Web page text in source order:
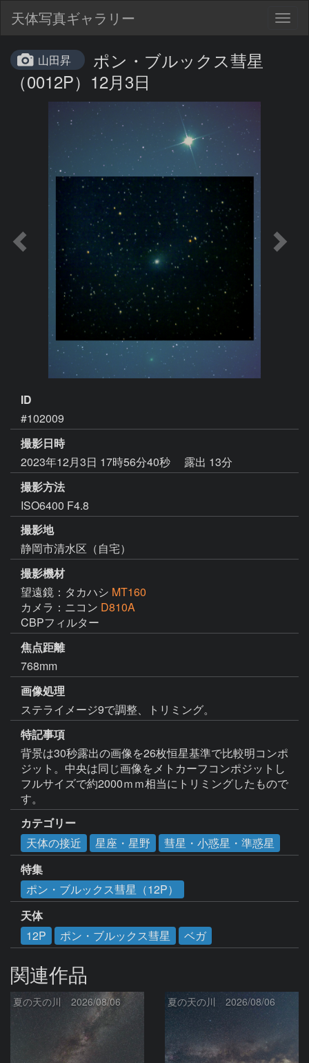
天体写真ギャラリー
山田昇
ポン・ブルックス彗星
（0012P）12月3日
ID
#102009
撮影日時
2023年12月3日 17時56分40秒
露出 13分
撮影方法
ISO6400 F4.8
撮影地
静岡市清水区（自宅）
撮影機材
望遠鏡：タカハシ MT160
カメラ：ニコン D810A
CBPフィルター
焦点距離
768mm
画像処理
ステライメージ9で調整、トリミング。
特記事項
背景は30秒露出の画像を26枚恒星基準で比較明コンポ
ジット。中央は同じ画像をメトカーフコンポジットし
フルサイズで約2000ｍｍ相当にトリミングしたもので
す。
カテゴリー
天体の接近
星座・星野
彗星・小惑星・準惑星
特集
ポン・ブルックス彗星（12P）
天体
12P
ポン・ブルックス彗星 ベガ
関連作品
夏の天の川 2026/08/06 夏の天の川 2026/08/06